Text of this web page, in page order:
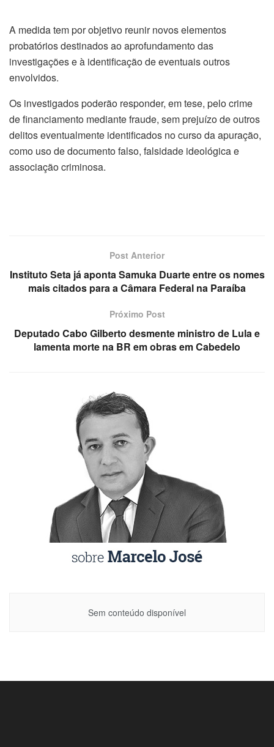
A medida tem por objetivo reunir novos elementos
probatórios destinados ao aprofundamento das
investigações e à identificação de eventuais outros
envolvidos.
Os investigados poderão responder, em tese, pelo crime
de financiamento mediante fraude, sem prejuízo de outros
delitos eventualmente identificados no curso da apuração,
como uso de documento falso, falsidade ideológica e
associação criminosa.
Post Anterior
Instituto Seta já aponta Samuka Duarte entre os nomes
mais citados para a Câmara Federal na Paraíba
Próximo Post
Deputado Cabo Gilberto desmente ministro de Lula e
lamenta morte na BR em obras em Cabedelo
Sem conteúdo disponível